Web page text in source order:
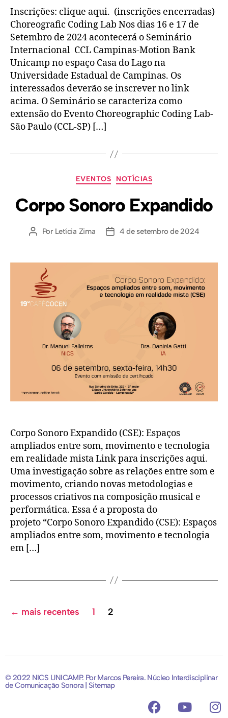
Inscrições: clique aqui. (inscrições encerradas)
Choreografic Coding Lab Nos dias 16 e 17 de
Setembro de 2024 acontecerá o Seminário
Internacional CCL Campinas-Motion Bank
Unicamp no espaço Casa do Lago na
Universidade Estadual de Campinas. Os
interessados deverão se inscrever no link
acima. O Seminário se caracteriza como
extensão do Evento Choreographic Coding Lab-
São Paulo (CCL-SP) […]
EVENTOS NOTÍCIAS
Corpo Sonoro Expandido
Por Letícia Zima 4 de setembro de 2024
Corpo Sonoro Expandido (CSE): Espaços
ampliados entre som, movimento e tecnologia
em realidade mista Link para inscrições aqui.
Uma investigação sobre as relações entre som e
movimento, criando novas metodologias e
processos criativos na composição musical e
performática. Essa é a proposta do
projeto “Corpo Sonoro Expandido (CSE): Espaços
ampliados entre som, movimento e tecnologia
em […]
← mais recentes 1 2
© 2022 NICS UNICAMP. Por Marcos Pereira. Núcleo Interdisciplinar
de Comunicação Sonora | Sitemap